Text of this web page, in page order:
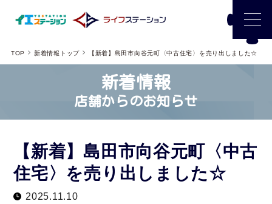
TOP 新着情報トップ 【新着】島田市向谷元町〈中古住宅〉を売り出しました☆
新着情報
店舗からのお知らせ
【新着】島田市向谷元町〈中古
住宅〉を売り出しました☆
2025.11.10